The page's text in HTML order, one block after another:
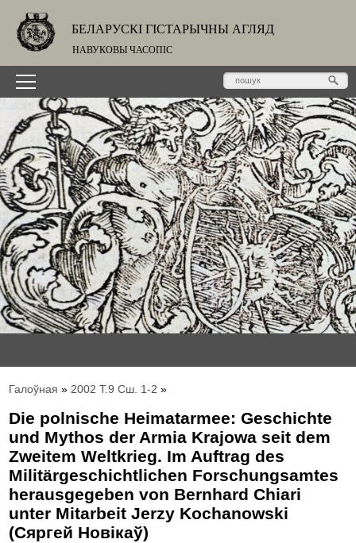
БЕЛАРУСКІ ГІСТАРЫЧНЫ АГЛЯД
НАВУКОВЫ ЧАСОПІС
Галоўная » 2002 Т.9 Сш. 1-2 »
Die polnische Heimatarmee: Geschichte
und Mythos der Armia Krajowa seit dem
Zweitem Weltkrieg. Im Auftrag des
Militärgeschichtlichen Forschungsamtes
herausgegeben von Bernhard Chiari
unter Mitarbeit Jerzy Kochanowski
(Сяргей Новікаў)